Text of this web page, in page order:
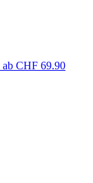
ab CHF 69.90